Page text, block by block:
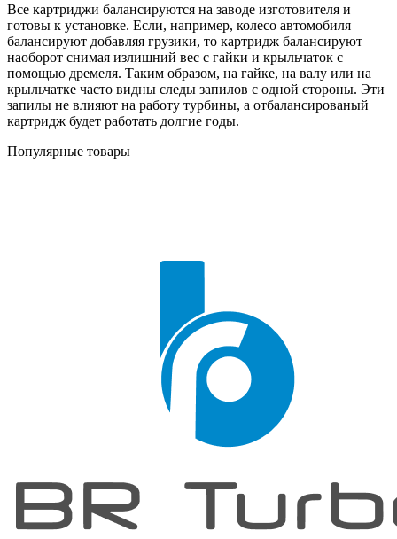
Все картриджи балансируются на заводе изготовителя и
готовы к установке. Если, например, колесо автомобиля
балансируют добавляя грузики, то картридж балансируют
наоборот снимая излишний вес с гайки и крыльчаток с
помощью дремеля. Таким образом, на гайке, на валу или на
крыльчатке часто видны следы запилов с одной стороны. Эти
запилы не влияют на работу турбины, а отбалансированый
картридж будет работать долгие годы.
Популярные товары